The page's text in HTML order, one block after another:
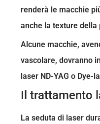
renderà le macchie
anche la texture della
Alcune macchie,
vascolare, dovranno
laser ND-YAG o Dye-
Il trattamento
La seduta di laser